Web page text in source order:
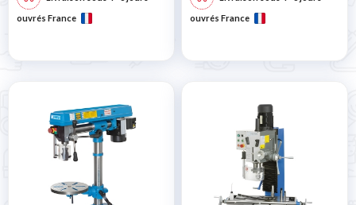
ouvrés France
ouvrés France